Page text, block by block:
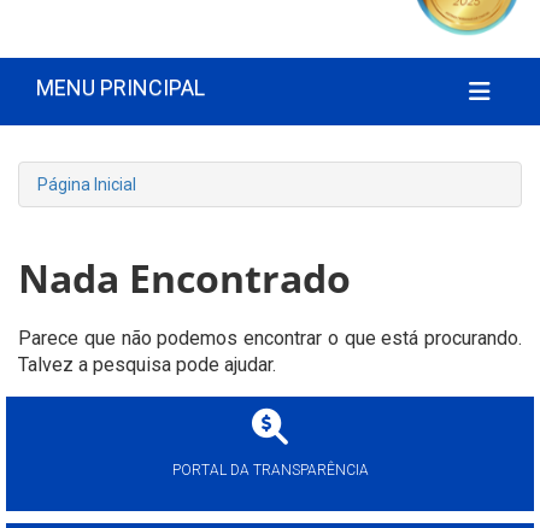
MENU PRINCIPAL
Página Inicial
Nada Encontrado
Parece que não podemos encontrar o que está procurando.
Talvez a pesquisa pode ajudar.
PORTAL DA TRANSPARÊNCIA